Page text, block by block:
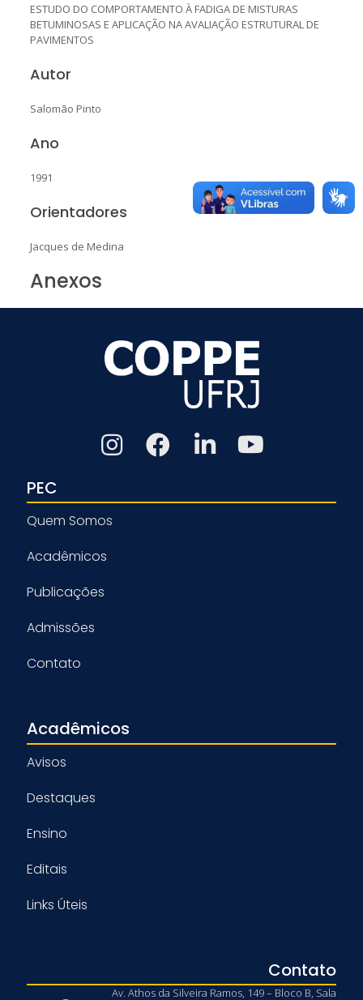
ESTUDO DO COMPORTAMENTO À FADIGA DE MISTURAS
BETUMINOSAS E APLICAÇÃO NA AVALIAÇÃO ESTRUTURAL DE
PAVIMENTOS
Autor
Salomão Pinto
Ano
1991
Orientadores
Jacques de Medina
Anexos
PEC
Quem Somos
Acadêmicos
Publicações
Admissões
Contato
Acadêmicos
Avisos
Destaques
Ensino
Editais
Links Úteis
Contato
Av. Athos da Silveira Ramos, 149 – Bloco B, Sala